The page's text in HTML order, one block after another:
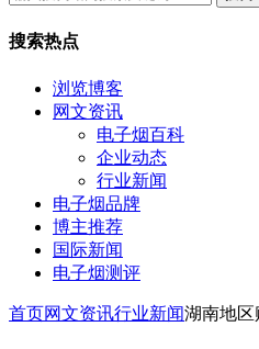
搜索热点
浏览博客
网文资讯
电子烟百科
企业动态
行业新闻
电子烟品牌
博主推荐
国际新闻
电子烟测评
首页网文资讯行业新闻湖南地区